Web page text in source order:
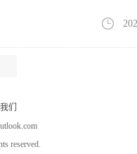
能
布会。官方介绍，该系列主打
们
reserved.